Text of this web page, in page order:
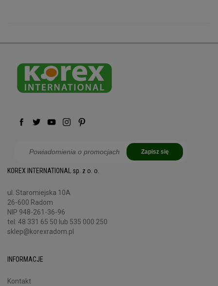
Zapisz się
KOREX INTERNATIONAL sp. z o. o.
ul. Staromiejska 10A
26-600 Radom
NIP 948-261-36-96
tel: 48 331 65 50 lub 535 000 250
sklep@korexradom.pl
INFORMACJE
Kontakt